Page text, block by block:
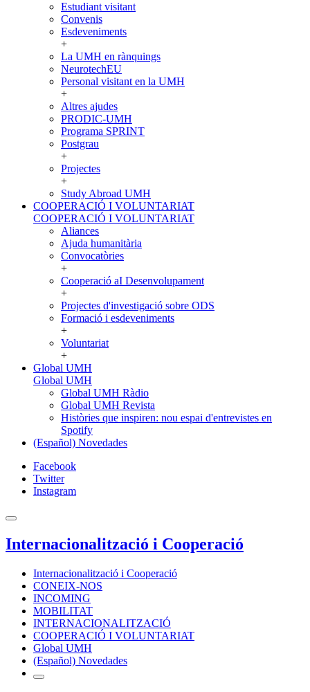
Estudiant visitant
Convenis
Esdeveniments
+
La UMH en rànquings
NeurotechEU
Personal visitant en la UMH
+
Altres ajudes
PRODIC-UMH
Programa SPRINT
Postgrau
+
Projectes
+
Study Abroad UMH
COOPERACIÓ I VOLUNTARIAT
COOPERACIÓ I VOLUNTARIAT
Aliances
Ajuda humanitària
Convocatòries
+
Cooperació aI Desenvolupament
+
Projectes d'investigació sobre ODS
Formació i esdeveniments
+
Voluntariat
+
Global UMH
Global UMH
Global UMH Ràdio
Global UMH Revista
Històries que inspiren: nou espai d'entrevistes en
Spotify
(Español) Novedades
Facebook
Twitter
Instagram
Internacionalització i Cooperació
Internacionalització i Cooperació
CONEIX-NOS
INCOMING
MOBILITAT
INTERNACIONALITZACIÓ
COOPERACIÓ I VOLUNTARIAT
Global UMH
(Español) Novedades